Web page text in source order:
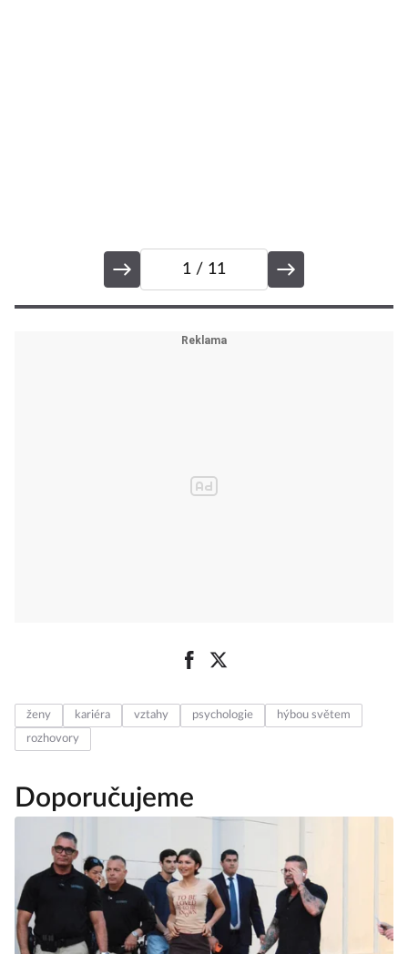
1 / 11
ženy kariéra vztahy psychologie
hýbou světem
rozhovory
Doporučujeme